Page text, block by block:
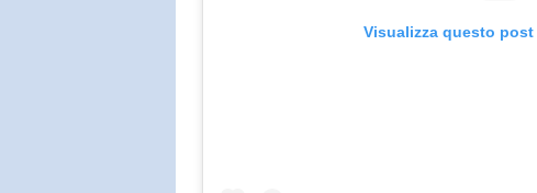
Visualizza questo